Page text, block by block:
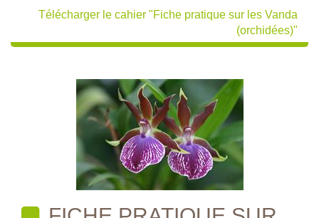
Télécharger le cahier "Fiche pratique sur les Vanda
(orchidées)"